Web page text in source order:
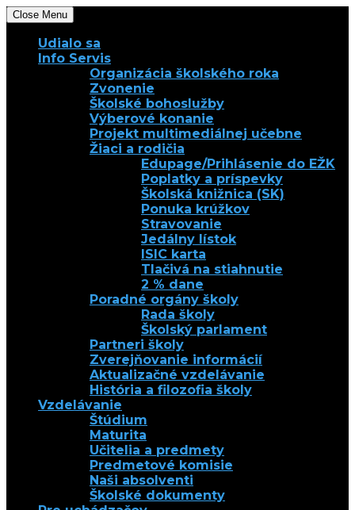
Close Menu
Udialo sa
Info Servis
Organizácia školského roka
Zvonenie
Školské bohoslužby
Výberové konanie
Projekt multimediálnej učebne
Žiaci a rodičia
Edupage/Prihlásenie do EŽK
Poplatky a príspevky
Školská knižnica (SK)
Ponuka krúžkov
Stravovanie
Jedálny lístok
ISIC karta
Tlačivá na stiahnutie
2 % dane
Poradné orgány školy
Rada školy
Školský parlament
Partneri školy
Zverejňovanie informácií
Aktualizačné vzdelávanie
História a filozofia školy
Vzdelávanie
Štúdium
Maturita
Učitelia a predmety
Predmetové komisie
Naši absolventi
Školské dokumenty